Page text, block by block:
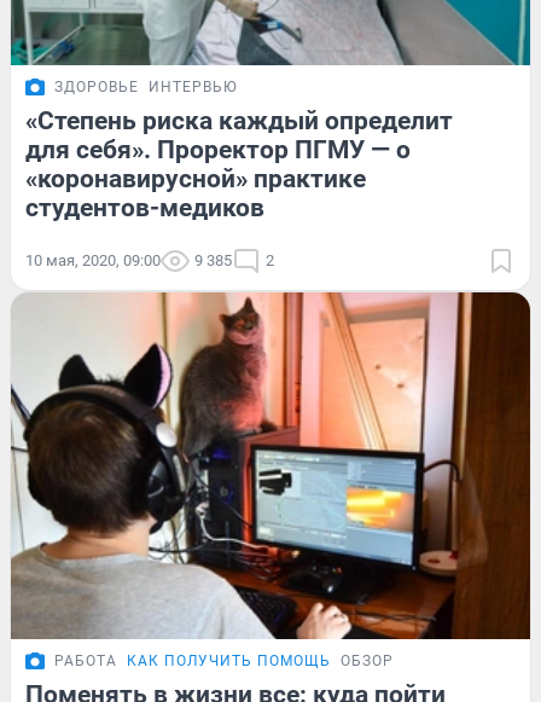
ЗДОРОВЬЕ ИНТЕРВЬЮ
«Степень риска каждый определит
для себя». Проректор ПГМУ — о
«коронавирусной» практике
студентов-медиков
10 мая, 2020, 09:00 9 385 2
РАБОТА КАК ПОЛУЧИТЬ ПОМОЩЬ ОБЗОР
Поменять в жизни все: куда пойти